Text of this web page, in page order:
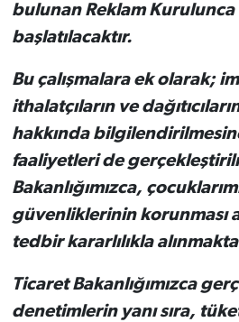
bulunan Reklam Kurulunca
başlatılacaktır.
Bu çalışmalara ek olarak;
ithalatçıların ve
hakkında
faaliyetleri de
Bakanlığımızca,
güvenliklerinin korunması
tedbir kararlılıkla
Ticaret Bakanlığımızca
denetimlerin yanı sıra,